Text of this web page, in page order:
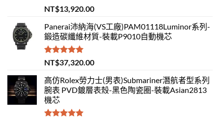
評分5.00
滿分 5
NT$13,920.00
Panerai沛納海(VS工廠)PAM01118Luminor系列-
鍛造碳纖維材質-裝載P9010自動機芯
評分5.00
滿分 5
NT$37,320.00
高仿Rolex勞力士(男表)Submariner潛航者型系列
腕表 PVD鍍層表殼-黑色陶瓷圈-裝載Asian2813
機芯